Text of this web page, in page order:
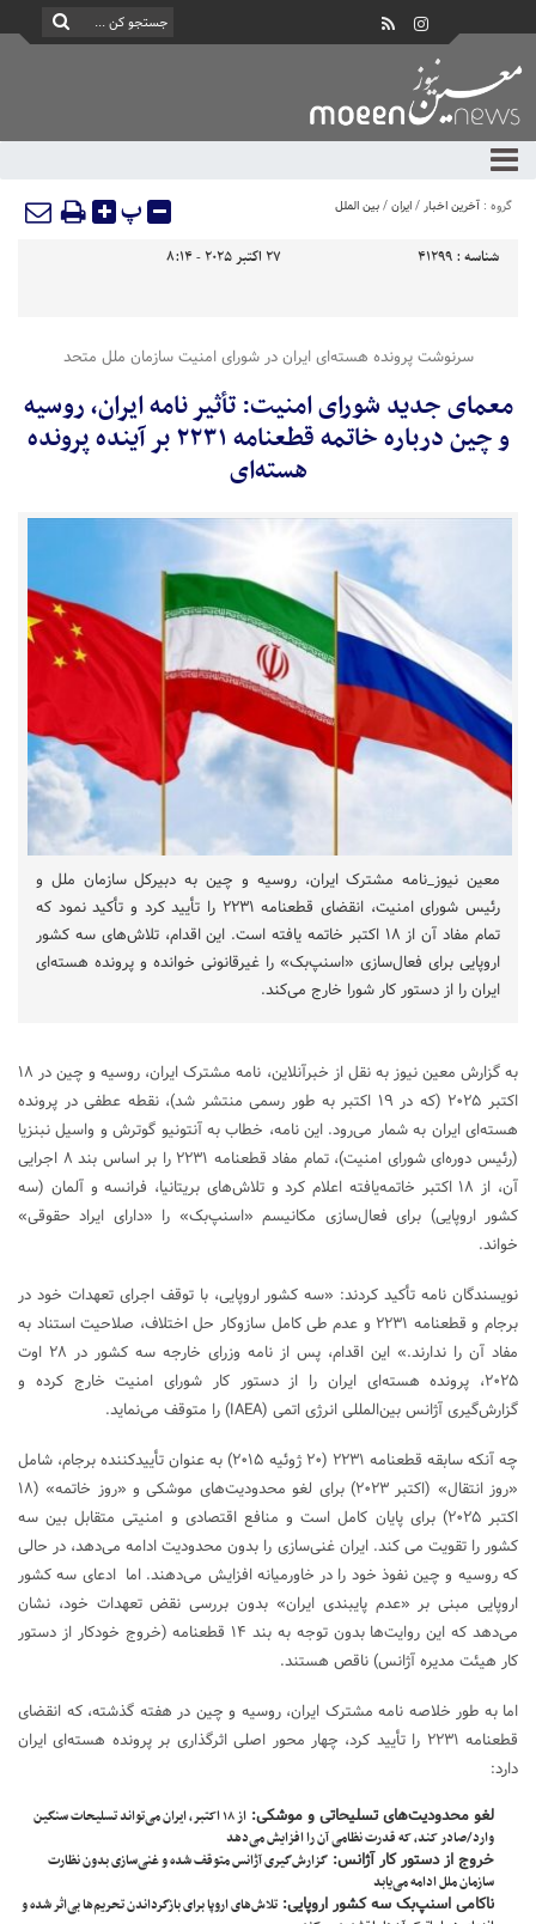
گروه : آخرین اخبار/ایران/بین الملل پ
شناسه : 41299 27 اکتبر 2025 - 8:14
سرنوشت پرونده هسته‌ای ایران در شورای امنیت سازمان ملل متحد
معمای جدید شورای امنیت: تأثیر نامه ایران، روسیه
و چین درباره خاتمه قطعنامه ۲۲۳۱ بر آینده پرونده
هسته‌ای
معین نیوز_نامه مشترک ایران، روسیه و چین به دبیرکل سازمان ملل و
رئیس شورای امنیت، انقضای قطعنامه ۲۲۳۱ را تأیید کرد و تأکید نمود که
تمام مفاد آن از ۱۸ اکتبر خاتمه یافته است. این اقدام، تلاش‌های سه کشور
اروپایی برای فعال‌سازی «اسنپ‌بک» را غیرقانونی خوانده و پرونده هسته‌ای
ایران را از دستور کار شورا خارج می‌کند.
به گزارش معین نیوز به نقل از خبرآنلاین، نامه مشترک ایران، روسیه و چین در ۱۸
اکتبر ۲۰۲۵ (که در ۱۹ اکتبر به طور رسمی منتشر شد)، نقطه عطفی در پرونده
هسته‌ای ایران به شمار می‌رود. این نامه، خطاب به آنتونیو گوترش و واسیل نبنزیا
(رئیس دوره‌ای شورای امنیت)، تمام مفاد قطعنامه ۲۲۳۱ را بر اساس بند ۸ اجرایی
آن، از ۱۸ اکتبر خاتمه‌یافته اعلام کرد و تلاش‌های بریتانیا، فرانسه و آلمان (سه
کشور اروپایی) برای فعال‌سازی مکانیسم «اسنپ‌بک» را «دارای ایراد حقوقی»
خواند.
نویسندگان نامه تأکید کردند: «سه کشور اروپایی، با توقف اجرای تعهدات خود در
برجام و قطعنامه ۲۲۳۱ و عدم طی کامل سازوکار حل اختلاف، صلاحیت استناد به
مفاد آن را ندارند.» این اقدام، پس از نامه وزرای خارجه سه کشور در ۲۸ اوت
۲۰۲۵، پرونده هسته‌ای ایران را از دستور کار شورای امنیت خارج کرده و
گزارش‌گیری آژانس بین‌المللی انرژی اتمی (IAEA) را متوقف می‌نماید.
چه آنکه سابقه قطعنامه ۲۲۳۱ (۲۰ ژوئیه ۲۰۱۵) به عنوان تأییدکننده برجام، شامل
«روز انتقال» (اکتبر ۲۰۲۳) برای لغو محدودیت‌های موشکی و «روز خاتمه» (۱۸
اکتبر ۲۰۲۵) برای پایان کامل است و منافع اقتصادی و امنیتی متقابل بین سه
کشور را تقویت می کند. ایران غنی‌سازی را بدون محدودیت ادامه می‌دهد، در حالی
که روسیه و چین نفوذ خود را در خاورمیانه افزایش می‌دهند. اما ادعای سه کشور
اروپایی مبنی بر «عدم پایبندی ایران» بدون بررسی نقض تعهدات خود، نشان
می‌دهد که این روایت‌ها بدون توجه به بند ۱۴ قطعنامه (خروج خودکار از دستور
کار هیئت مدیره آژانس) ناقص هستند.
اما به طور خلاصه نامه مشترک ایران، روسیه و چین در هفته گذشته، که انقضای
قطعنامه ۲۲۳۱ را تأیید کرد، چهار محور اصلی اثرگذاری بر پرونده هسته‌ای ایران
دارد:
لغو محدودیت‌های تسلیحاتی و موشکی:
از ۱۸ اکتبر، ایران می‌تواند تسلیحات سنگین
وارد/صادر کند، که قدرت نظامی آن را افزایش می‌دهد
خروج از دستور کار آژانس: گزارش‌گیری آژانس متوقف شده و غنی‌سازی بدون نظارت
سازمان ملل ادامه می‌یابد
ناکامی اسنپ‌بک سه کشور اروپایی: تلاش‌های اروپا برای بازگرداندن تحریم‌ها بی‌اثر شده و